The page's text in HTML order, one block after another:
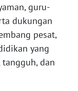
guru-
dukungan
pesat,
yang
dan